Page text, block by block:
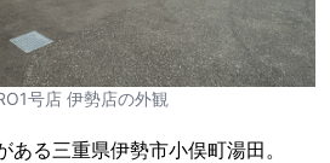
号店 伊勢店の外観
ある三重県伊勢市小俣町湯田。